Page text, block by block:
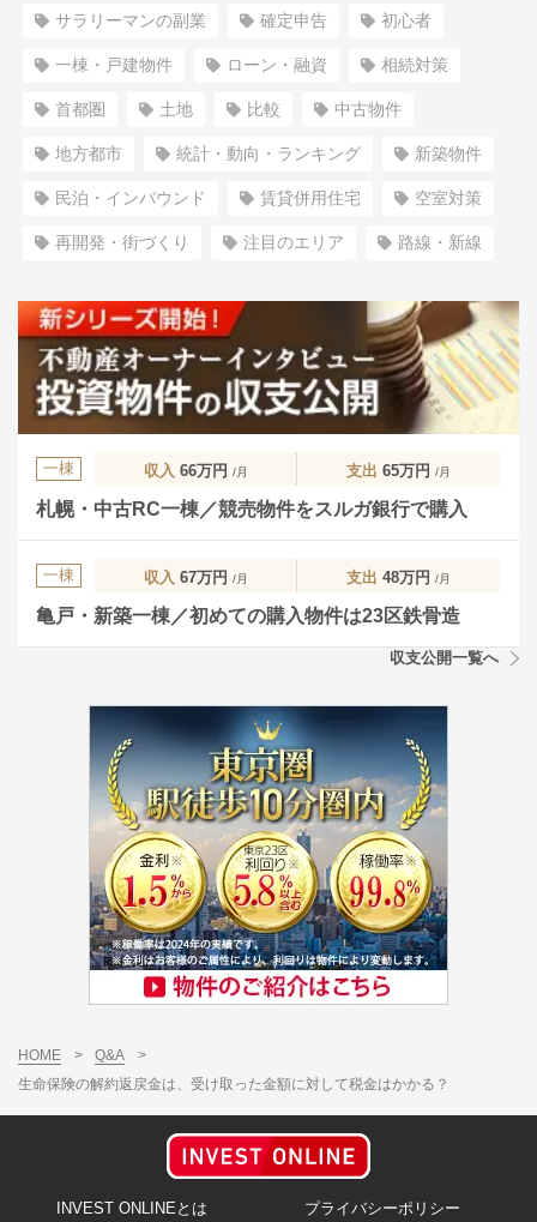
サラリーマンの副業 確定申告 初心者
一棟・戸建物件 ローン・融資 相続対策
首都圏 土地 比較 中古物件
地方都市 統計・動向・ランキング 新築物件
民泊・インバウンド 賃貸併用住宅 空室対策
再開発・街づくり 注目のエリア 路線・新線
一棟 収入 66万円 /月 支出 65万円 /月
札幌・中古RC一棟／競売物件をスルガ銀行で購入
一棟 収入 67万円 /月 支出 48万円 /月
亀戸・新築一棟／初めての購入物件は23区鉄骨造
収支公開一覧へ
HOME > Q&A
>
生命保険の解約返戻金は、受け取った金額に対して税金はかかる？
INVEST ONLINEとは プライバシーポリシー